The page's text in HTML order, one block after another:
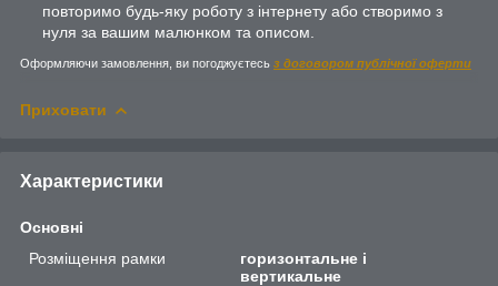
повторимо будь-яку роботу з інтернету або створимо з
нуля за вашим малюнком та описом.
Оформляючи замовлення, ви погоджуєтесь з договором публічної оферти
Приховати
Характеристики
Основні
Розміщення рамки
горизонтальне і
вертикальне